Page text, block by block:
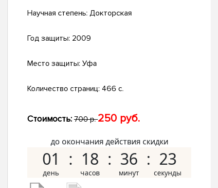
Научная степень: Докторская
Год защиты: 2009
Место защиты: Уфа
Количество страниц: 466 с.
Стоимость: 700 р.250 руб.
до окончания действия скидки
01 18 36 22